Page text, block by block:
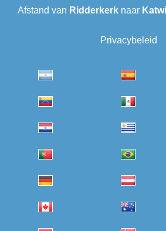
Afstand van Ridderkerknaar
Privacybeleid